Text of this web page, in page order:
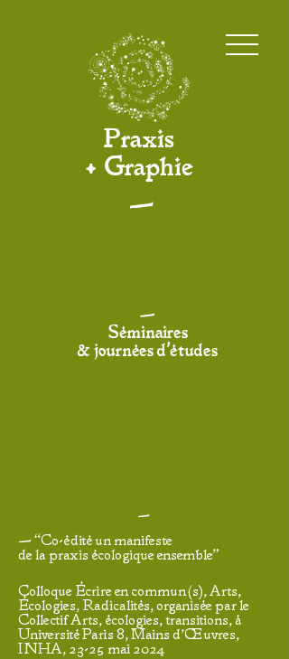
Praxis
• Graphie
—
—
Séminaires
& journées d'études
—
— “Co-édité un manifeste
de la praxis écologique ensemble”
Colloque Écrire en commun(s), Arts,
Écologies, Radicalités, organisée par le
Collectif Arts, écologies, transitions, à
Université Paris 8, Mains d’Œuvres,
INHA, 23-25 mai 2024